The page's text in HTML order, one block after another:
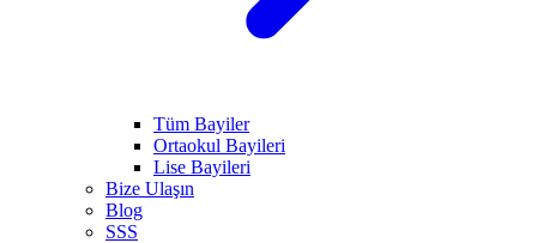
Tüm Bayiler
Ortaokul Bayileri
Lise Bayileri
Bize Ulaşın
Blog
SSS